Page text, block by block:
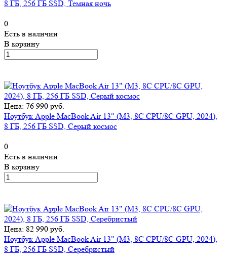
8 ГБ, 256 ГБ SSD, Темная ночь
0
Есть в наличии
В корзину
Цена: 76 990 руб.
Ноутбук Apple MacBook Air 13" (M3, 8C CPU/8C GPU, 2024),
8 ГБ, 256 ГБ SSD, Серый космос
0
Есть в наличии
В корзину
Цена: 82 990 руб.
Ноутбук Apple MacBook Air 13" (M3, 8C CPU/8C GPU, 2024),
8 ГБ, 256 ГБ SSD, Серебристый